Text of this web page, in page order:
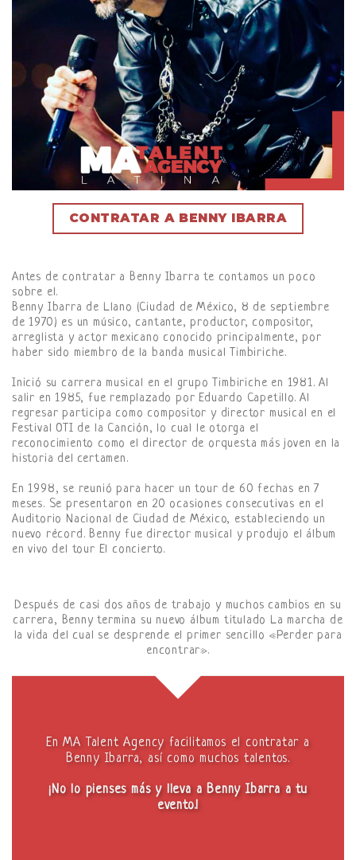
CONTRATAR A BENNY IBARRA
Antes de contratar a Benny Ibarra te contamos un poco
sobre el.
Benny Ibarra de Llano (Ciudad de México, 8 de septiembre
de 1970) es un músico, cantante, productor, compositor,
arreglista y actor mexicano conocido principalmente, por
haber sido miembro de la banda musical Timbiriche.
Inició su carrera musical en el grupo Timbiriche en 1981. Al
salir en 1985, fue remplazado por Eduardo Capetillo. Al
regresar participa como compositor y director musical en el
Festival OTI de la Canción, lo cual le otorga el
reconocimiento como el director de orquesta más joven en la
historia del certamen.
En 1998, se reunió para hacer un tour de 60 fechas en 7
meses. Se presentaron en 20 ocasiones consecutivas en el
Auditorio Nacional de Ciudad de México, estableciendo un
nuevo récord. Benny fue director musical y produjo el álbum
en vivo del tour El concierto.
Después de casi dos años de trabajo y muchos cambios en su
carrera, Benny termina su nuevo álbum titulado La marcha de
la vida del cual se desprende el primer sencillo «Perder para
encontrar».
En MA Talent Agency facilitamos el contratar a
Benny Ibarra, así como muchos talentos.
¡No lo pienses más y lleva a Benny Ibarra a tu
evento.!